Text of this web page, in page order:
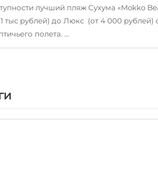
лучший пляж Сухума «Mokko
тыс рублей) до Люкс (от 4 000
полета.
(доплата 1 000 рублей за
чем посуточная оплата, на треть!